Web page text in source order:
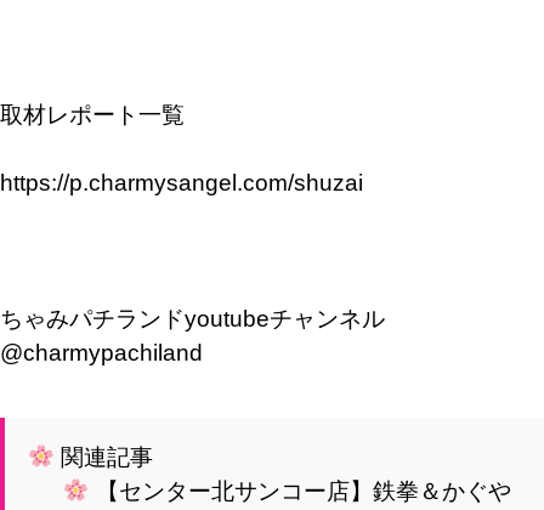
取材レポート一覧
https://p.charmysangel.com/shuzai
ちゃみパチランドyoutubeチャンネル
@charmypachiland
関連記事
【センター北サンコー店】鉄拳＆かぐや